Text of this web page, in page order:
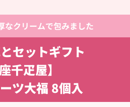
なクリームで包みました
セットギフト
千疋屋】
ツ大福 8個入